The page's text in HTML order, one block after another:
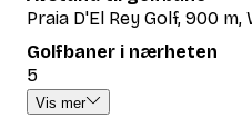
Praia D'El Rey Golf, 900
Golfbaner i nærheten
5
Vis mer